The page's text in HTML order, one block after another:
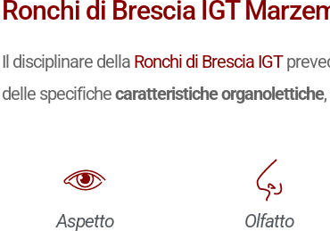
Ronchi di Brescia IGT
Il disciplinare della Ronchi di Brescia IGT
delle specifichecaratteristiche organolettiche
Aspetto
Olfatto